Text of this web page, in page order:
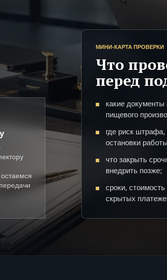
МИНИ-КАРТА ПРОВЕРКИ
Что
перед
какие
пищевого
где риск
остановки
что закрыть
внедрить позже;
сроки,
скрытых